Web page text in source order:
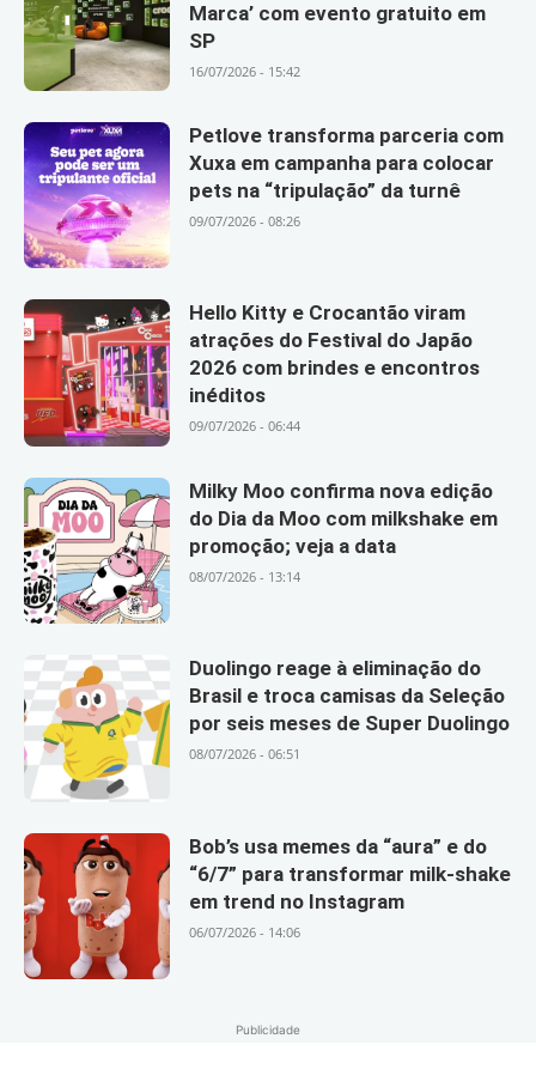
Marca’ com evento gratuito em
SP
16/07/2026 - 15:42
Petlove transforma parceria com
Xuxa em campanha para colocar
pets na “tripulação” da turnê
09/07/2026 - 08:26
Hello Kitty e Crocantão viram
atrações do Festival do Japão
2026 com brindes e encontros
inéditos
09/07/2026 - 06:44
Milky Moo confirma nova edição
do Dia da Moo com milkshake em
promoção; veja a data
08/07/2026 - 13:14
Duolingo reage à eliminação do
Brasil e troca camisas da Seleção
por seis meses de Super Duolingo
08/07/2026 - 06:51
Bob’s usa memes da “aura” e do
“6/7” para transformar milk-shake
em trend no Instagram
06/07/2026 - 14:06
Publicidade